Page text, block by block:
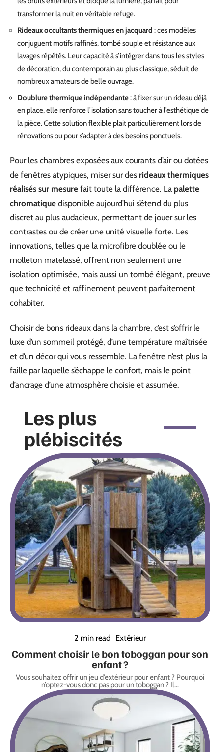
transformer la nuit en véritable refuge.
Rideaux occultants thermiques en jacquard : ces modèles
conjuguent motifs raffinés, tombé souple et résistance aux
lavages répétés. Leur capacité à s’intégrer dans tous les styles
de décoration, du contemporain au plus classique, séduit de
nombreux amateurs de belle ouvrage.
Doublure thermique indépendante: à fixer sur un rideau déjà
en place, elle renforce l’isolation sans toucher à l’esthétique de
la pièce. Cette solution flexible plait particulièrement lors de
rénovations ou pour s’adapter à des besoins ponctuels.
Pour les chambres exposées aux courants d’air ou dotées
de fenêtres atypiques, miser sur des rideaux thermiques
réalisés sur mesure fait toute la différence. La palette
chromatique disponible aujourd’hui s’étend du plus
discret au plus audacieux, permettant de jouer sur les
contrastes ou de créer une unité visuelle forte. Les
innovations, telles que la microfibre doublée ou le
molleton matelassé, offrent non seulement une
isolation optimisée, mais aussi un tombé élégant, preuve
que technicité et raffinement peuvent parfaitement
cohabiter.
Choisir de bons rideaux dans la chambre, c’est s’offrir le
luxe d’un sommeil protégé, d’une température maîtrisée
et d’un décor qui vous ressemble. La fenêtre n’est plus la
faille par laquelle s’échappe le confort, mais le point
d’ancrage d’une atmosphère choisie et assumée.
Les plus
plébiscités
2 min read Extérieur
Comment choisir le bon toboggan pour son
enfant ?
Vous souhaitez offrir un jeu d’extérieur pour enfant ? Pourquoi
n’optez-vous donc pas pour un toboggan ? Il…